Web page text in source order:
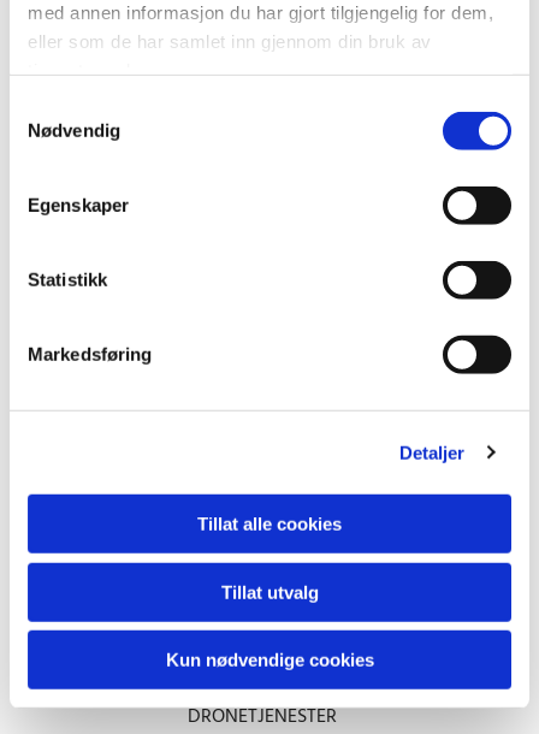
med annen informasjon du har gjort tilgjengelig for dem,
eller som de har samlet inn gjennom din bruk av
Nødvendig
Egenskaper
Statistikk
Markedsføring
Detaljer
Tillat alle cookies
Tillat utvalg
Kun nødvendige cookies
Les mer→
Film
FOGRA REKLAMEFOTO
HJEM
OM FOGRA
FOTOSTUDIO
DRONETJENESTER